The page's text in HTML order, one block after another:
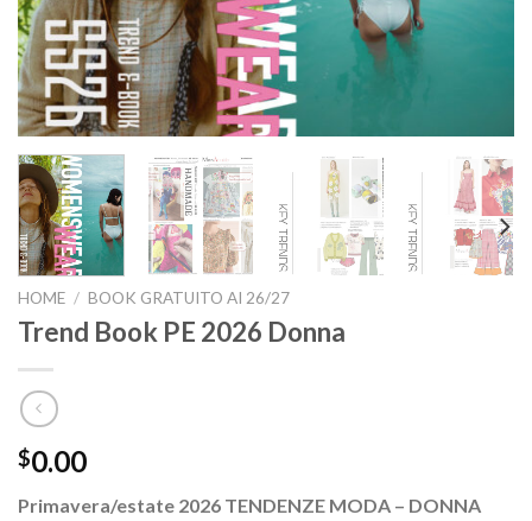
HOME / BOOK GRATUITO AI 26/27
Trend Book PE 2026 Donna
$0.00
Primavera/estate 2026 TENDENZE MODA – DONNA